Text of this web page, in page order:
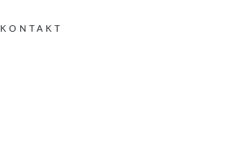
KONTAKT